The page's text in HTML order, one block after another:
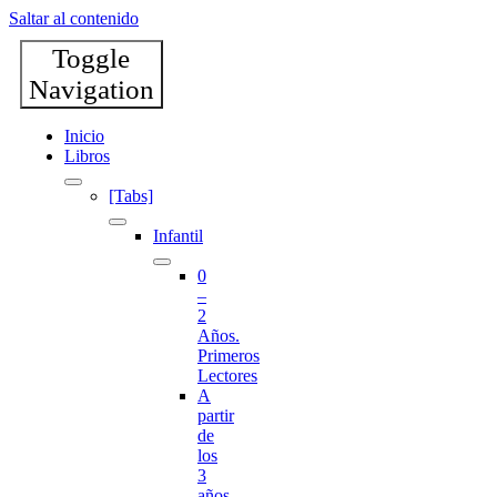
Saltar al contenido
Toggle
Navigation
Inicio
Libros
[Tabs]
Infantil
0
–
2
Años.
Primeros
Lectores
A
partir
de
los
3